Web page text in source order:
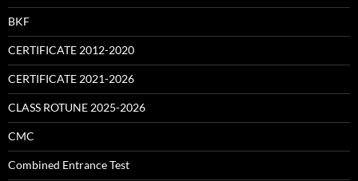
BKF
CERTIFICATE 2012-2020
CERTIFICATE 2021-2026
CLASS ROTUNE 2025-2026
CMC
Combined Entrance Test